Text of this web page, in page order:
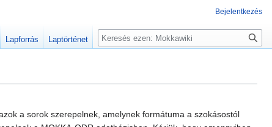
a sorok szerepelnek, amelynek formátuma a szokásostól
Bejelentkezés
Lapforrás Laptörténet Keresés